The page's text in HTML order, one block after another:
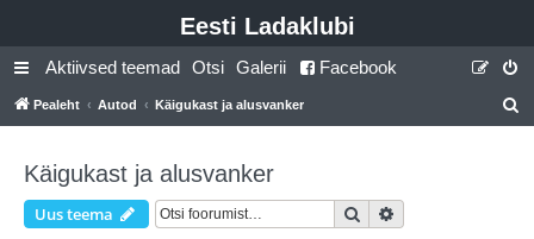
Eesti Ladaklubi
Aktiivsed teemad Otsi Galerii Facebook
Pealeht Autod Käigukast ja alusvanker
t
Käigukast ja alusvanker
Uus teema Otsi